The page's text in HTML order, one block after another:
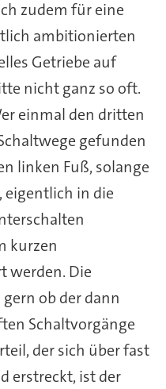
zudem für eine
ambitionierten
Getriebe auf
nicht ganz so oft.
einmal den dritten
gefunden
linken Fuß, solange
eigentlich in die
kurzen
werden. Die
ob der dann
Schaltvorgänge
der sich über fast
erstreckt, ist der